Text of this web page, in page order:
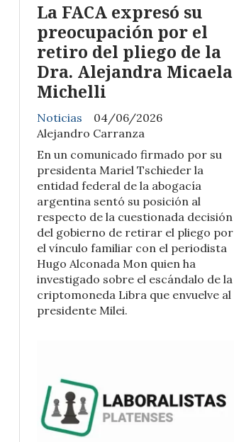
La FACA expresó su
preocupación por el
retiro del pliego de la
Dra. Alejandra Micaela
Michelli
Alejandro Carranza
Noticias 04/06/2026
En un comunicado firmado por su
presidenta Mariel Tschieder la
entidad federal de la abogacía
argentina sentó su posición al
respecto de la cuestionada decisión
del gobierno de retirar el pliego por
el vínculo familiar con el periodista
Hugo Alconada Mon quien ha
investigado sobre el escándalo de la
criptomoneda Libra que envuelve al
presidente Milei.